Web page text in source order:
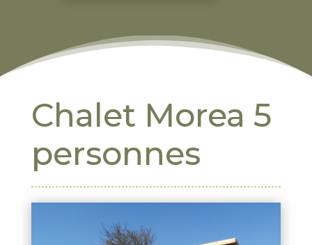
Chalet Morea 5
personnes